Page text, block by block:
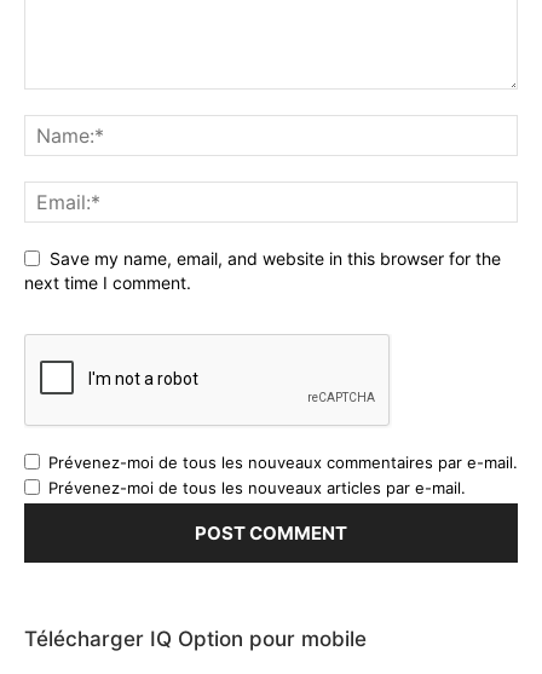
Save my name, email, and website in this browser for the
next time I comment.
Prévenez-moi de tous les nouveaux commentaires par e-mail.
Prévenez-moi de tous les nouveaux articles par e-mail.
Télécharger IQ Option pour mobile